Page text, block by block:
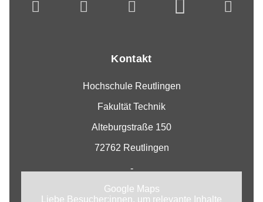
Kontakt
Hochschule Reutlingen
Fakultät Technik
Alteburgstraße 150
72762 Reutlingen
-
Google Maps
Liebe Besucher:innen, um relevante Inhalte